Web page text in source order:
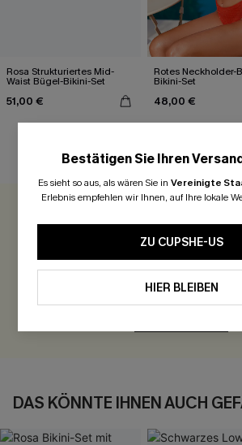
Rosa Strukturiertes Mid-
Waist Bügel-Bikini-Set
51,00 €
Rotes Neckholder-
Bikini-Set
48,00 €
Seien Sie der Erste, der
300 Punkte für Ihre
DAS KÖNNTE IHNEN AUCH
Bestätigen Sie Ihren
Es sieht so aus, als wären Sie in Vereinigte
Erlebnis empfehlen wir Ihnen, auf Ihre lokale
ZU CUPSHE-US
HIER BLEIBEN